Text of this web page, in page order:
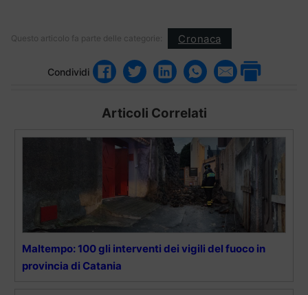
Questo articolo fa parte delle categorie: Cronaca
Condividi
Articoli Correlati
Maltempo: 100 gli interventi dei vigili del fuoco in
provincia di Catania